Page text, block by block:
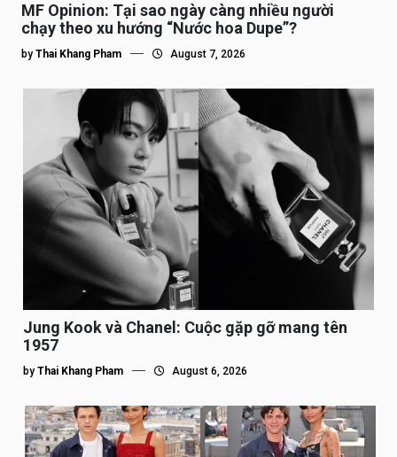
MF Opinion: Tại sao ngày càng nhiều người
chạy theo xu hướng “Nước hoa Dupe”?
by Thai Khang Pham August 7, 2026
Jung Kook và Chanel: Cuộc gặp gỡ mang tên
1957
by Thai Khang Pham August 6, 2026